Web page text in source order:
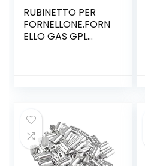
RUBINETTO PER
FORNELLONE.FORN
ELLO GAS GPL